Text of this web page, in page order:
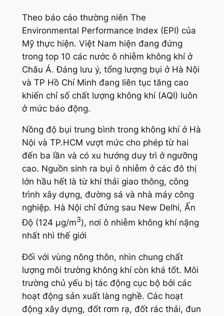
Theo báo cáo thường niên The
Environmental Performance Index (EPI) của
Mỹ thực hiện. Việt Nam hiện đang đứng
trong top 10 các nước ô nhiễm không khí ở
Châu Á. Đáng lưu ý, tổng lượng bụi ở Hà Nội
và TP Hồ Chí Minh đang liên tục tăng cao
khiến chỉ số chất lượng không khí (AQI) luôn
ở mức báo động.
Nồng độ bụi trung bình trong không khí ở Hà
Nội và TP.HCM vượt mức cho phép từ hai
đến ba lần và có xu hướng duy trì ở ngưỡng
cao. Nguồn sinh ra bụi ô nhiễm ở các đô thị
lớn hầu hết là từ khí thải giao thông, công
trình xây dựng, đường sá và nhà máy công
nghiệp. Hà Nội chỉ đứng sau New Delhi, Ấn
Độ (124 µg/m3), nơi ô nhiễm không khí nặng
nhất nhì thế giới
Đối với vùng nông thôn, nhìn chung chất
lượng môi trường không khí còn khá tốt. Môi
trường chủ yếu bị tác động cục bộ bởi các
hoạt động sản xuất làng nghề. Các hoạt
động xây dựng, đốt rơm rạ, đốt rác thải, đun